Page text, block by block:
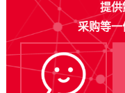
提供
采购等一